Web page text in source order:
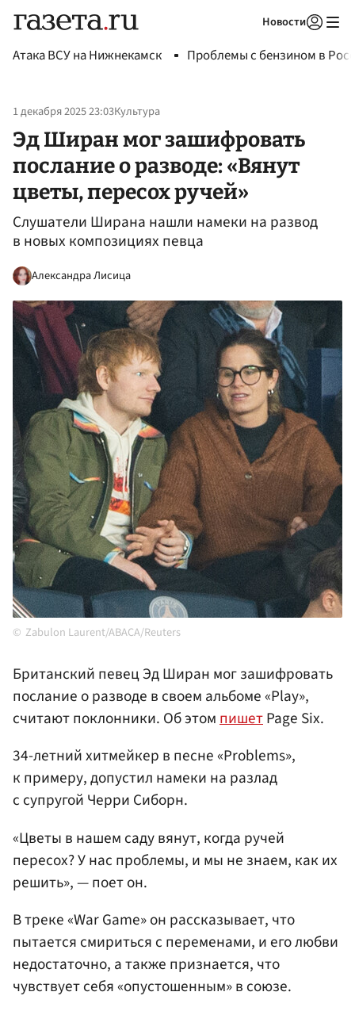
Новости
Атака ВСУ на Нижнекамск Проблемы с бензином в
1 декабря 2025 23:03Культура
Эд Ширан мог зашифровать
послание о разводе: «Вянут
цветы, пересох ручей»
Слушатели Ширана нашли намеки на развод
в новых композициях певца
Александра Лисица
Zabulon Laurent/ABACA/Reuters
Британский певец Эд Ширан мог зашифровать
послание о разводе в своем альбоме «Play»,
считают поклонники. Об этомпишетPage Six.
34-летний хитмейкер в песне «Problems»,
к примеру, допустил намеки на разлад
с супругой Черри Сиборн.
«Цветы в нашем саду вянут, когда ручей
пересох? У нас проблемы, и мы не знаем, как их
решить», — поет он.
В треке «War Game» он рассказывает, что
пытается смириться с переменами, и его любви
недостаточно, а также признается, что
чувствует себя «опустошенным» в союзе.